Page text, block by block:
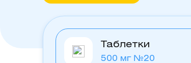
Таблетки
500 мг №20